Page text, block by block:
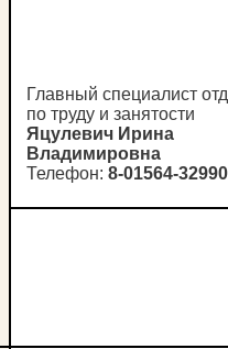
Главный специалист
по труду и занятости
Яцулевич Ирина
Владимировна
Телефон: 8-01564-32990